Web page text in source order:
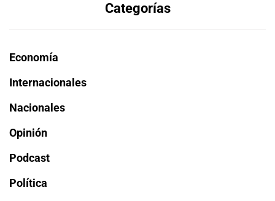
Categorías
Economía
Internacionales
Nacionales
Opinión
Podcast
Política